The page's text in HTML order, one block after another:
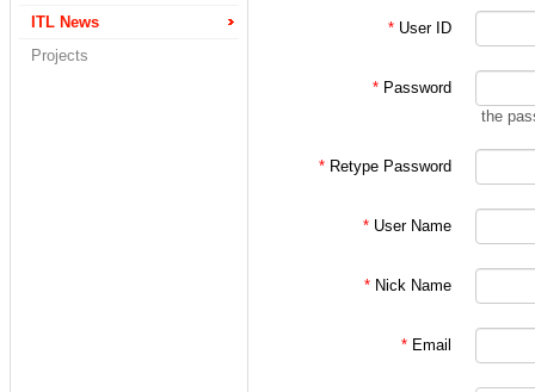
ITL News
Projects
4. 홍대식 교수님
으로 한정되어 있
처음 가입시에는
위 분류에 따른 적
특히 학부/대학원
* User ID
* Password
the
* Retype Password
* User Name
* Nick Name
* Email